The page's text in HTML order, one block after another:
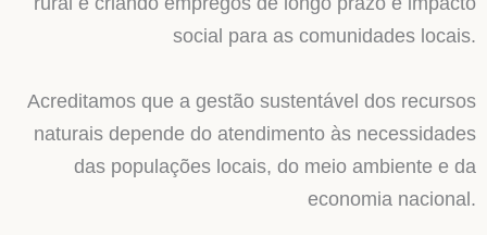
social para as comunidades locais.
Acreditamos que a gestão sustentável dos recursos
naturais depende do atendimento às necessidades
das populações locais, do meio ambiente e da
economia nacional.